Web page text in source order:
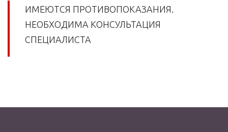
ИМЕЮТСЯ ПРОТИВОПОКАЗАНИЯ.
НЕОБХОДИМА КОНСУЛЬТАЦИЯ
СПЕЦИАЛИСТА